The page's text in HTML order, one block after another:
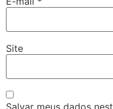
Site
Salvar meus dados